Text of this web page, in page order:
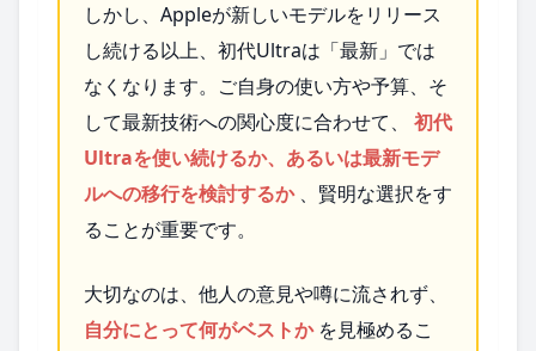
しかし、Appleが新しいモデルをリリース
し続ける以上、初代Ultraは「最新」では
なくなります。ご自身の使い方や予算、そ
して最新技術への関心度に合わせて、 初代
Ultraを使い続けるか、あるいは最新モデ
ルへの移行を検討するか、賢明な選択をす
ることが重要です。
大切なのは、他人の意見や噂に流されず、
自分にとって何がベストかを見極めるこ